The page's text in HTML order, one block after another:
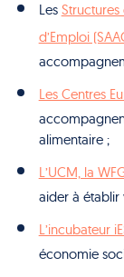
Les
d’Emploi
Les Centres
alimentaire ;
L’UCM, la
aider à établir
L’incubateur
économie